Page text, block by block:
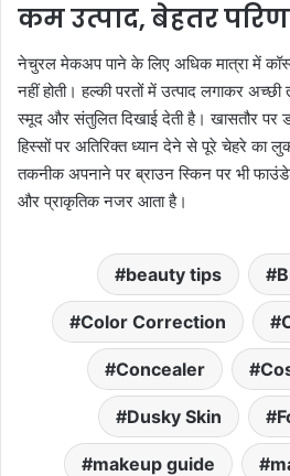
कम उत्पाद, बेहतर
नेचुरल मेकअप पाने के लिए अधिक मात्रा में
नहीं होती। हल्की परतों में उत्पाद लगाकर
स्मूद और संतुलित दिखाई देती है। खासतौर पर
हिस्सों पर अतिरिक्त ध्यान देने से पूरे चेहरे का
तकनीक अपनाने पर ब्राउन स्किन पर भी
और प्राकृतिक नजर आता है।
beauty tips
Color Correction
Concealer
Dusky Skin
makeup guide